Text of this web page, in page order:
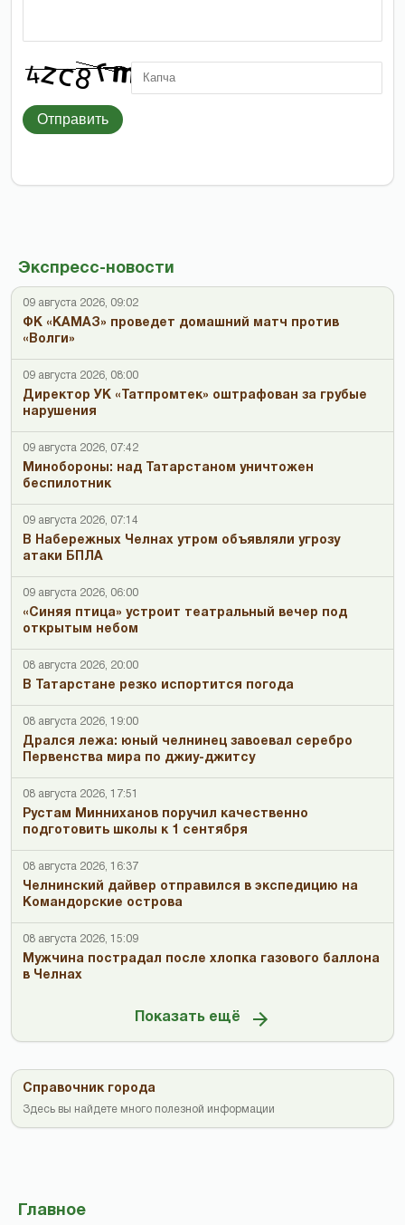
Экспресс-новости
09 августа 2026, 09:02
ФК «КАМАЗ» проведет домашний матч против
«Волги»
09 августа 2026, 08:00
Директор УК «Татпромтек» оштрафован за грубые
нарушения
09 августа 2026, 07:42
Минобороны: над Татарстаном уничтожен
беспилотник
09 августа 2026, 07:14
В Набережных Челнах утром объявляли угрозу
атаки БПЛА
09 августа 2026, 06:00
«Синяя птица» устроит театральный вечер под
открытым небом
08 августа 2026, 20:00
В Татарстане резко испортится погода
08 августа 2026, 19:00
Дрался лежа: юный челнинец завоевал серебро
Первенства мира по джиу-джитсу
08 августа 2026, 17:51
Рустам Минниханов поручил качественно
подготовить школы к 1 сентября
08 августа 2026, 16:37
Челнинский дайвер отправился в экспедицию на
Командорские острова
08 августа 2026, 15:09
Мужчина пострадал после хлопка газового баллона
в Челнах
Показать ещё
Справочник города
Здесь вы найдете много полезной информации
Главное
Отправить